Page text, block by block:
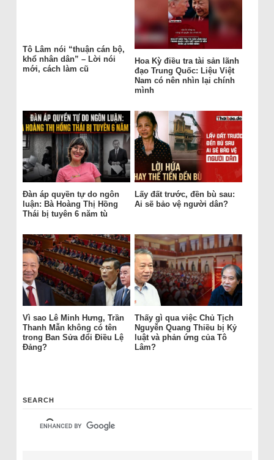
Tô Lâm nói “thuận cán bộ,
khổ nhân dân” – Lời nói
mới, cách làm cũ
Hoa Kỳ điều tra tài sản lãnh
đạo Trung Quốc: Liệu Việt
Nam có nên nhìn lại chính
mình
Đàn áp quyền tự do ngôn
luận: Bà Hoàng Thị Hồng
Thái bị tuyên 6 năm tù
Lấy đất trước, đền bù sau:
Ai sẽ bảo vệ người dân?
Vì sao Lê Minh Hưng, Trần
Thanh Mẫn không có tên
trong Ban Sửa đổi Điều Lệ
Đảng?
Thấy gì qua việc Chủ Tịch
Nguyễn Quang Thiều bị Kỷ
luật và phản ứng của Tô
Lâm?
SEARCH